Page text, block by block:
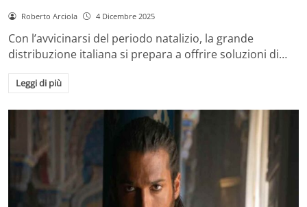
Roberto Arciola 4 Dicembre 2025
Con l’avvicinarsi del periodo natalizio, la grande
distribuzione italiana si prepara a offrire soluzioni di…
Leggi di più